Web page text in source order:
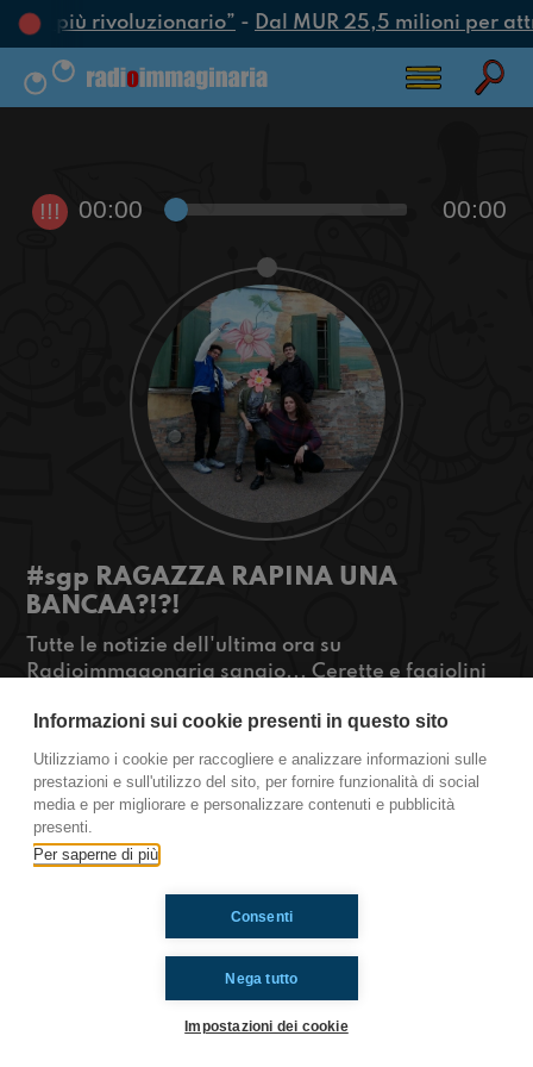
più rivoluzionario”- Dal MUR 25,5 milioni per
!!! 00:00 00:00
#sgp RAGAZZA RAPINA UNA
BANCAA?!?!
Tutte le notizie dell'ultima ora su
Radioimmagonaria sangio... Cerette e fagiolini
Black mirror?!?! Dai piedi ai piatti: gli ultimi trend
delle foto di instagram!?!?
#OkkinSu www.radioimmaginaria.it
San Giovanni in Persiceto
Ti è piaciuto? Condividilo!
Informazioni sui cookie presenti in questo sito
Utilizziamo i cookie per raccogliere e analizzare informazioni sulle
prestazioni e sull'utilizzo del sito, per fornire funzionalità di social
media e per migliorare e personalizzare contenuti e pubblicità
presenti.
Per saperne di più
Nega tutto
Consenti
Impostazioni dei cookie